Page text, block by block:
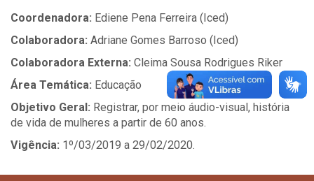
Coordenadora: Ediene Pena Ferreira (Iced)
Colaboradora: Adriane Gomes Barroso (Iced)
Colaboradora Externa: Cleima Sousa Rodrigues Riker
Área Temática: Educação
Objetivo Geral: Registrar, por meio áudio-visual, história
de vida de mulheres a partir de 60 anos.
Vigência: 1º/03/2019 a 29/02/2020.